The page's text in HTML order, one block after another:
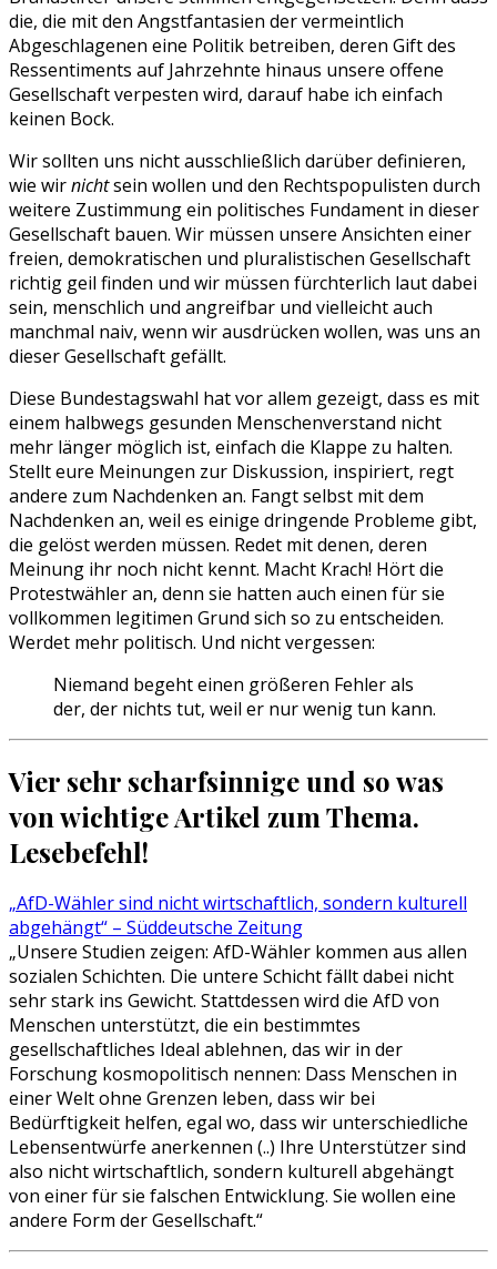
die, die mit den Angstfantasien der vermeintlich
Abgeschlagenen eine Politik betreiben, deren Gift des
Ressentiments auf Jahrzehnte hinaus unsere offene
Gesellschaft verpesten wird, darauf habe ich einfach
keinen Bock.
Wir sollten uns nicht ausschließlich darüber definieren,
wie wirnichtsein wollen und den Rechtspopulisten durch
weitere Zustimmung ein politisches Fundament in dieser
Gesellschaft bauen. Wir müssen unsere Ansichten einer
freien, demokratischen und pluralistischen Gesellschaft
richtig geil finden und wir müssen fürchterlich laut dabei
sein, menschlich und angreifbar und vielleicht auch
manchmal naiv, wenn wir ausdrücken wollen, was uns an
dieser Gesellschaft gefällt.
Diese Bundestagswahl hat vor allem gezeigt, dass es mit
einem halbwegs gesunden Menschenverstand nicht
mehr länger möglich ist, einfach die Klappe zu halten.
Stellt eure Meinungen zur Diskussion, inspiriert, regt
andere zum Nachdenken an. Fangt selbst mit dem
Nachdenken an, weil es einige dringende Probleme gibt,
die gelöst werden müssen. Redet mit denen, deren
Meinung ihr noch nicht kennt. Macht Krach! Hört die
Protestwähler an, denn sie hatten auch einen für sie
vollkommen legitimen Grund sich so zu entscheiden.
Werdet mehr politisch. Und nicht vergessen:
Niemand begeht einen größeren Fehler als
der, der nichts tut, weil er nur wenig tun kann.
Vier sehr scharfsinnige und so was
von wichtige Artikel zum Thema.
Lesebefehl!
„AfD-Wähler sind nicht wirtschaftlich, sondern kulturell
abgehängt“ – Süddeutsche Zeitung
„Unsere Studien zeigen: AfD-Wähler kommen aus allen
sozialen Schichten. Die untere Schicht fällt dabei nicht
sehr stark ins Gewicht. Stattdessen wird die AfD von
Menschen unterstützt, die ein bestimmtes
gesellschaftliches Ideal ablehnen, das wir in der
Forschung kosmopolitisch nennen: Dass Menschen in
einer Welt ohne Grenzen leben, dass wir bei
Bedürftigkeit helfen, egal wo, dass wir unterschiedliche
Lebensentwürfe anerkennen (..) Ihre Unterstützer sind
also nicht wirtschaftlich, sondern kulturell abgehängt
von einer für sie falschen Entwicklung. Sie wollen eine
andere Form der Gesellschaft.“